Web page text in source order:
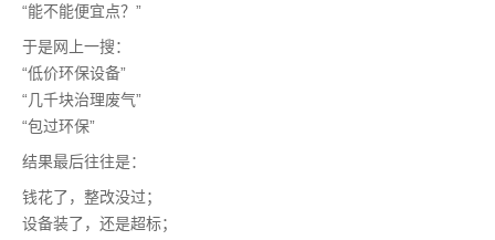
“能不能便宜点？”
于是网上一搜：
“低价环保设备”
“几千块治理废气”
“包过环保”
结果最后往往是：
钱花了，整改没过；
设备装了，还是超标；